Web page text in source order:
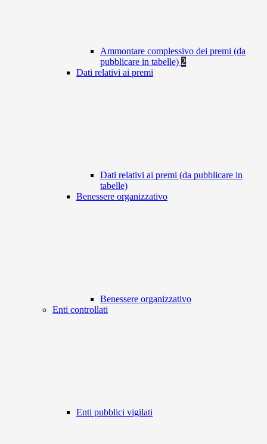
Ammontare complessivo dei premi (da
pubblicare in tabelle) 2
Dati relativi ai premi
Dati relativi ai premi (da pubblicare in
tabelle)
Benessere organizzativo
Benessere organizzativo
Enti controllati
Enti pubblici vigilati